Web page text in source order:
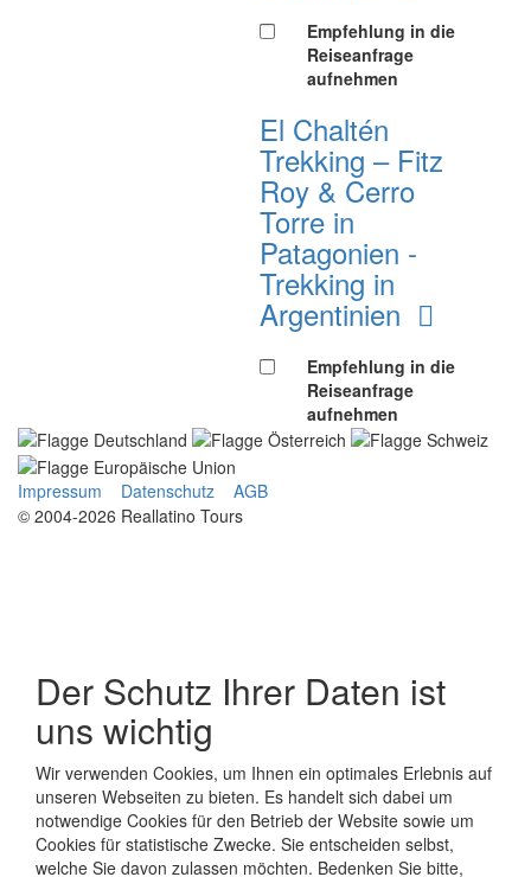
Empfehlung in die
Reiseanfrage
aufnehmen
El Chaltén
Trekking – Fitz
Roy & Cerro
Torre in
Patagonien -
Trekking in
Argentinien
Empfehlung in die
Reiseanfrage
aufnehmen
Impressum Datenschutz
AGB
© 2004-2026 Reallatino Tours
Der Schutz Ihrer Daten ist
uns wichtig
Wir verwenden Cookies, um Ihnen ein optimales Erlebnis auf
unseren Webseiten zu bieten. Es handelt sich dabei um
notwendige Cookies für den Betrieb der Website sowie um
Cookies für statistische Zwecke. Sie entscheiden selbst,
welche Sie davon zulassen möchten. Bedenken Sie bitte,